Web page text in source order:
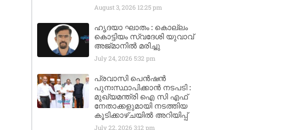
August 3, 2026 12:25 pm
ഹൃദയാ ഘാതം : കൊല്ലം
കൊട്ടിയം സ്വദേശി യുവാവ്
അജ്മാനിൽ മരിച്ചു
July 24, 2026 5:32 pm
പ്രവാസി പെൻഷൻ
പുനഃസ്ഥാപിക്കാൻ നടപടി :
മുഖ്യമന്ത്രി ഐ സി എഫ്
നേതാക്കളുമായി നടത്തിയ
കൂടിക്കാഴ്ചയിൽ അറിയിപ്പ്
July 22, 2026 3:12 pm